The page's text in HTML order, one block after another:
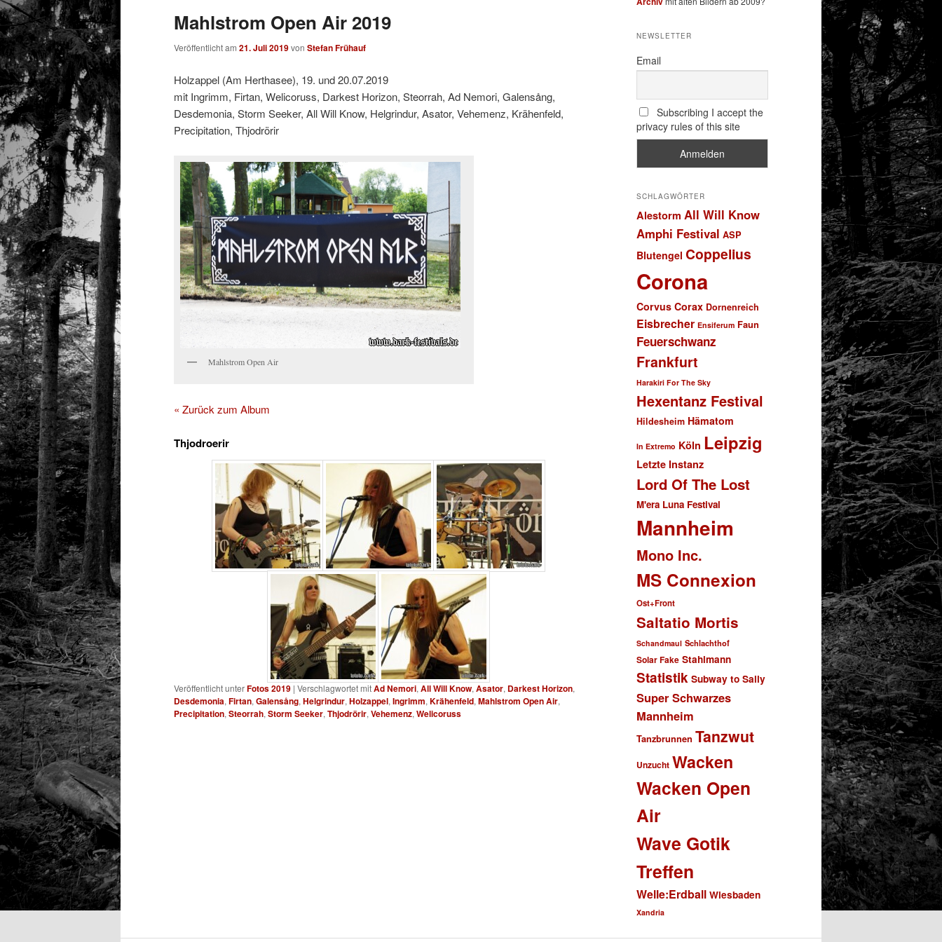
Mahlstrom Open Air 2019
Veröffentlicht am 21. Juli 2019von Stefan Frühauf
Holzappel (Am Herthasee), 19. und 20.07.2019
mit Ingrimm, Firtan, Welicoruss, Darkest Horizon, Steorrah, Ad Nemori, Galensång,
Desdemonia, Storm Seeker, All Will Know, Helgrindur, Asator, Vehemenz, Krähenfeld,
Precipitation, Thjodrörir
Mahlstrom Open Air
« Zurück zum Album
Thjodroerir
Veröffentlicht unterFotos 2019 | Verschlagwortet mitAd Nemori, All Will Know, Asator, Darkest Horizon,
Desdemonia, Firtan, Galensång, Helgrindur, Holzappel, Ingrimm, Krähenfeld, Mahlstrom Open Air,
Precipitation, Steorrah, Storm Seeker, Thjodrörir, Vehemenz, Welicoruss
NEWSLETTER
Email
Subscribing I accept the
privacy rules of this site
SCHLAGWÖRTER
Alestorm All Will Know
Amphi Festival ASP
Blutengel Coppelius
Corona
Corvus Corax Dornenreich
Eisbrecher Ensiferum Faun
Feuerschwanz
Frankfurt
Harakiri For The Sky
Hexentanz Festival
Hildesheim Hämatom
In Extremo Köln Leipzig
Letzte Instanz
Lord Of The Lost
M'era Luna Festival
Mannheim
Mono Inc.
MS Connexion
Ost+Front
Saltatio Mortis
Schandmaul Schlachthof
Solar Fake Stahlmann
Statistik Subway to Sally
Super Schwarzes
Mannheim
Tanzbrunnen Tanzwut
Unzucht Wacken
Wacken Open
Air
Wave Gotik
Treffen
Welle:Erdball Wiesbaden
Xandria